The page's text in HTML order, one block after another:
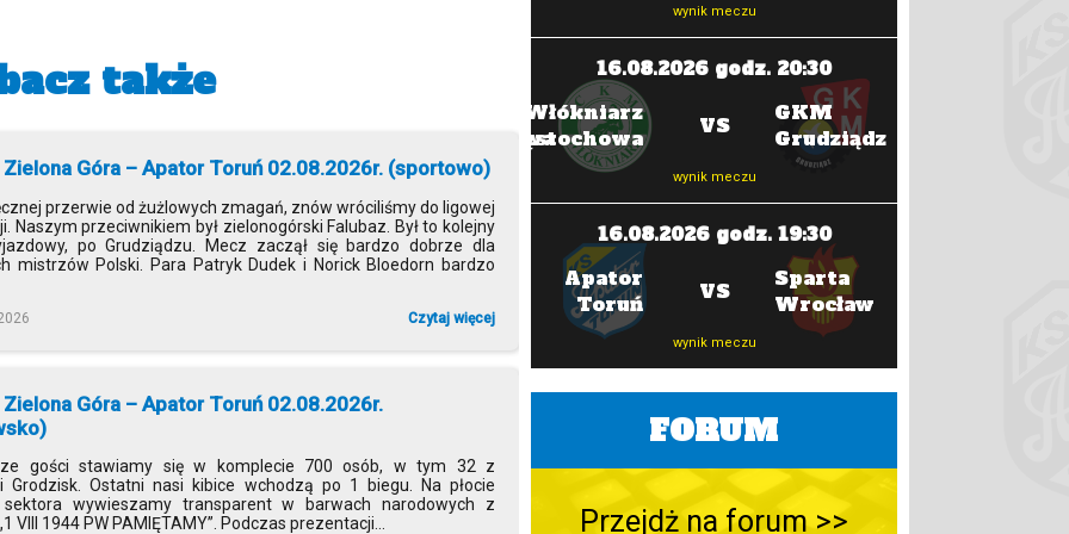
także
Zielona Góra – Apator Toruń 02.08.2026r. (sportowo)
przerwie od żużlowych zmagań, znów wróciliśmy do ligowej
Naszym przeciwnikiem był zielonogórski Falubaz. Był to kolejny
po Grudziądzu. Mecz zaczął się bardzo dobrze dla
mistrzów Polski. Para Patryk Dudek i Norick Bloedorn bardzo
Czytaj więcej
Zielona Góra – Apator Toruń 02.08.2026r.
gości stawiamy się w komplecie 700 osób, w tym 32 z
Grodzisk. Ostatni nasi kibice wchodzą po 1 biegu. Na płocie
sektora wywieszamy transparent w barwach narodowych z
VIII 1944 PW PAMIĘTAMY”. Podczas prezentacji...
17:00
19:30
Apator
Częstochowa
wynik meczu
09.08.2026 godz. 20:30
Sparta
Motor
Lublin
wynik meczu
16.08.2026 godz. 20:30
Włókniarz
Częstochowa
VS
GKM
Grudziądz
wynik meczu
16.08.2026 godz. 19:30
Apator
Toruń
VS
Sparta
Wrocław
wynik meczu
FORUM
Przejdż na forum >>